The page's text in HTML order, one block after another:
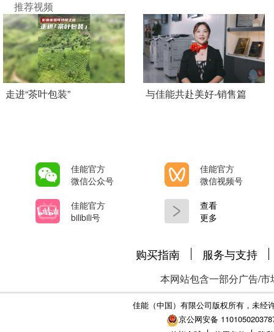
与佳能共赴美好-公
益篇1
Add Pagination
推荐视频
走进“茶叶包装” 与佳能共赴美好-销售篇
佳能官方
微信公众号
佳能官方
微信视频号
佳能官方
bilibili号
查看
更多
购买指南 服务与支持
本网站包含一部分广告/
佳能（中国）有限公司版权所有，未经
京公网安备